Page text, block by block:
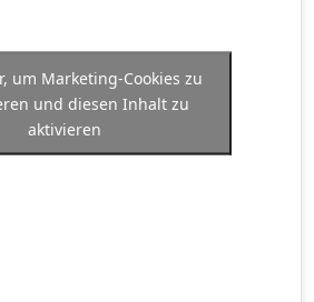
um Marketing-Cookies zu
und diesen Inhalt zu
aktivieren